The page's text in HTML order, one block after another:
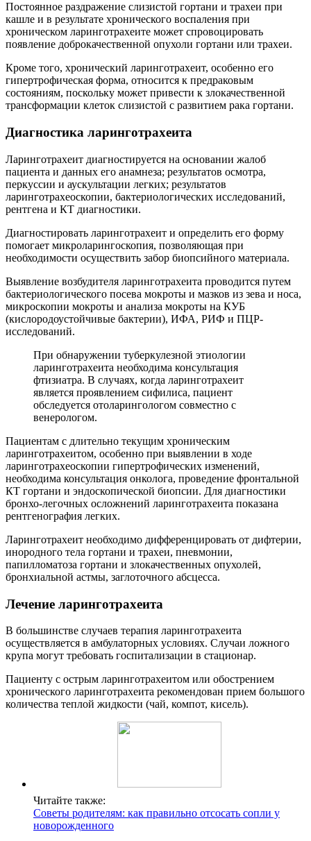
Постоянное раздражение слизистой гортани и трахеи при
кашле и в результате хронического воспаления при
хроническом ларинготрахеите может спровоцировать
появление доброкачественной опухоли гортани или трахеи.
Кроме того, хронический ларинготрахеит, особенно его
гипертрофическая форма, относится к предраковым
состояниям, поскольку может привести к злокачественной
трансформации клеток слизистой с развитием рака гортани.
Диагностика ларинготрахеита
Ларинготрахеит диагностируется на основании жалоб
пациента и данных его анамнеза; результатов осмотра,
перкуссии и аускультации легких; результатов
ларинготрахеоскопии, бактериологических исследований,
рентгена и КТ диагностики.
Диагностировать ларинготрахеит и определить его форму
помогает микроларингоскопия, позволяющая при
необходимости осуществить забор биопсийного материала.
Выявление возбудителя ларинготрахеита проводится путем
бактериологического посева мокроты и мазков из зева и носа,
микроскопии мокроты и анализа мокроты на КУБ
(кислородоустойчивые бактерии), ИФА, РИФ и ПЦР-
исследований.
При обнаружении туберкулезной этиологии
ларинготрахеита необходима консультация
фтизиатра. В случаях, когда ларинготрахеит
является проявлением сифилиса, пациент
обследуется отоларингологом совместно с
венерологом.
Пациентам с длительно текущим хроническим
ларинготрахеитом, особенно при выявлении в ходе
ларинготрахеоскопии гипертрофических изменений,
необходима консультация онколога, проведение фронтальной
КТ гортани и эндоскопической биопсии. Для диагностики
бронхо-легочных осложнений ларинготрахеита показана
рентгенография легких.
Ларинготрахеит необходимо дифференцировать от дифтерии,
инородного тела гортани и трахеи, пневмонии,
папилломатоза гортани и злокачественных опухолей,
бронхиальной астмы, заглоточного абсцесса.
Лечение ларинготрахеита
В большинстве случаев терапия ларинготрахеита
осуществляется в амбулаторных условиях. Случаи ложного
крупа могут требовать госпитализации в стационар.
Пациенту с острым ларинготрахеитом или обострением
хронического ларинготрахеита рекомендован прием большого
количества теплой жидкости (чай, компот, кисель).
Читайте также:
Советы родителям: как правильно отсосать сопли у
новорожденного